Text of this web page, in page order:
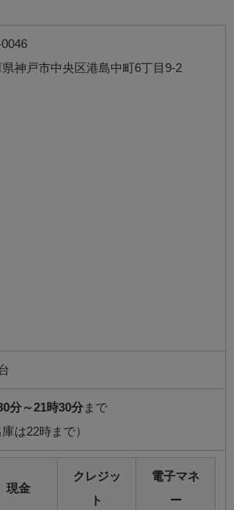
県神戸市中央区港島中町6丁目9-2
分～21時30分 まで
庫は22時まで）
現金
クレジッ
ト
電子マネ
ー